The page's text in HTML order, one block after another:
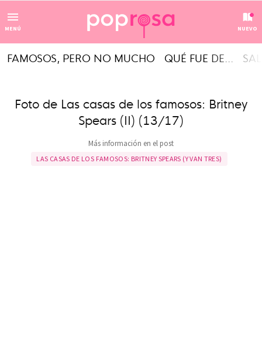
MENÚ NUEVO
FAMOSOS, PERO NO MUCHO QUÉ FUE DE...
Foto de Las casas de los famosos: Britney
Spears (II) (13/17)
Más información en el post
LAS CASAS DE LOS FAMOSOS: BRITNEY SPEARS (Y VAN TRES)